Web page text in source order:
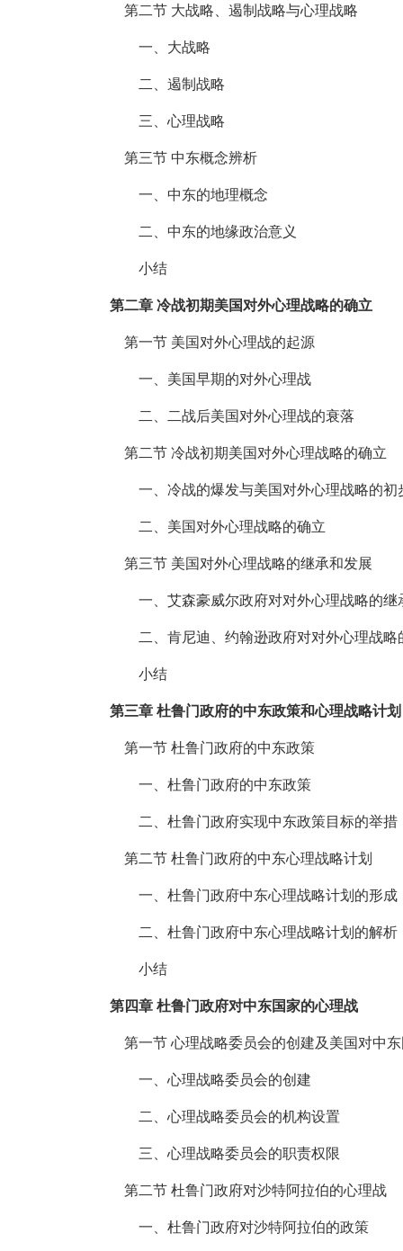
第二节 大战略、遏制战略与心理战略
一、大战略
二、遏制战略
三、心理战略
第三节 中东概念辨析
一、中东的地理概念
二、中东的地缘政治意义
小结
第二章 冷战初期美国对外心理战略的确立
第一节 美国对外心理战的起源
一、美国早期的对外心理战
二、二战后美国对外心理战的衰落
第二节 冷战初期美国对外心理战略的确立
一、冷战的爆发与美国对外心理战略的初
二、美国对外心理战略的确立
第三节 美国对外心理战略的继承和发展
一、艾森豪威尔政府对对外心理战略的继
二、肯尼迪、约翰逊政府对对外心理战略
小结
第三章 杜鲁门政府的中东政策和心理战略计划
第一节 杜鲁门政府的中东政策
一、杜鲁门政府的中东政策
二、杜鲁门政府实现中东政策目标的举措
第二节 杜鲁门政府的中东心理战略计划
一、杜鲁门政府中东心理战略计划的形成
二、杜鲁门政府中东心理战略计划的解析
小结
第四章 杜鲁门政府对中东国家的心理战
第一节 心理战略委员会的创建及美国对中
一、心理战略委员会的创建
二、心理战略委员会的机构设置
三、心理战略委员会的职责权限
第二节 杜鲁门政府对沙特阿拉伯的心理战
一、杜鲁门政府对沙特阿拉伯的政策